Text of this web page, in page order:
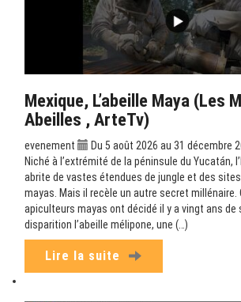
Mexique, L’abeille Maya (Les
Abeilles , ArteTv)
evenement
Du 5 août 2026 au 31 décembre
Niché à l’extrémité de la péninsule du Yucatán,
abrite de vastes étendues de jungle et des
mayas. Mais il recèle un autre secret millénaire.
apiculteurs mayas ont décidé il y a vingt ans de
disparition l’abeille mélipone, une (…)
Lire la suite